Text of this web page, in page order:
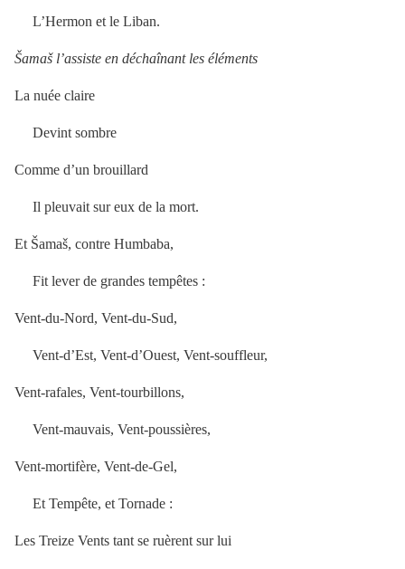
L’Hermon et le Liban.
Šamaš l’assiste en déchaînant les éléments
La nuée claire
Devint sombre
Comme d’un brouillard
Il pleuvait sur eux de la mort.
Et Šamaš, contre Humbaba,
Fit lever de grandes tempêtes :
Vent-du-Nord, Vent-du-Sud,
Vent-d’Est, Vent-d’Ouest, Vent-souffleur,
Vent-rafales, Vent-tourbillons,
Vent-mauvais, Vent-poussières,
Vent-mortifère, Vent-de-Gel,
Et Tempête, et Tornade :
Les Treize Vents tant se ruèrent sur lui